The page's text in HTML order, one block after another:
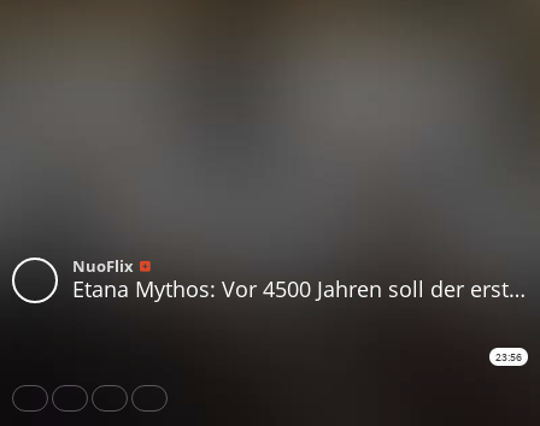
NuoFlix
Etana Mythos: Vor 4500 Jahren soll der erste Mensch in den Weltraum gereist sein!
23:56
Share Like